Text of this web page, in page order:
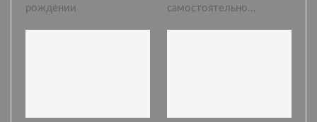
рождении
самостоятельно…